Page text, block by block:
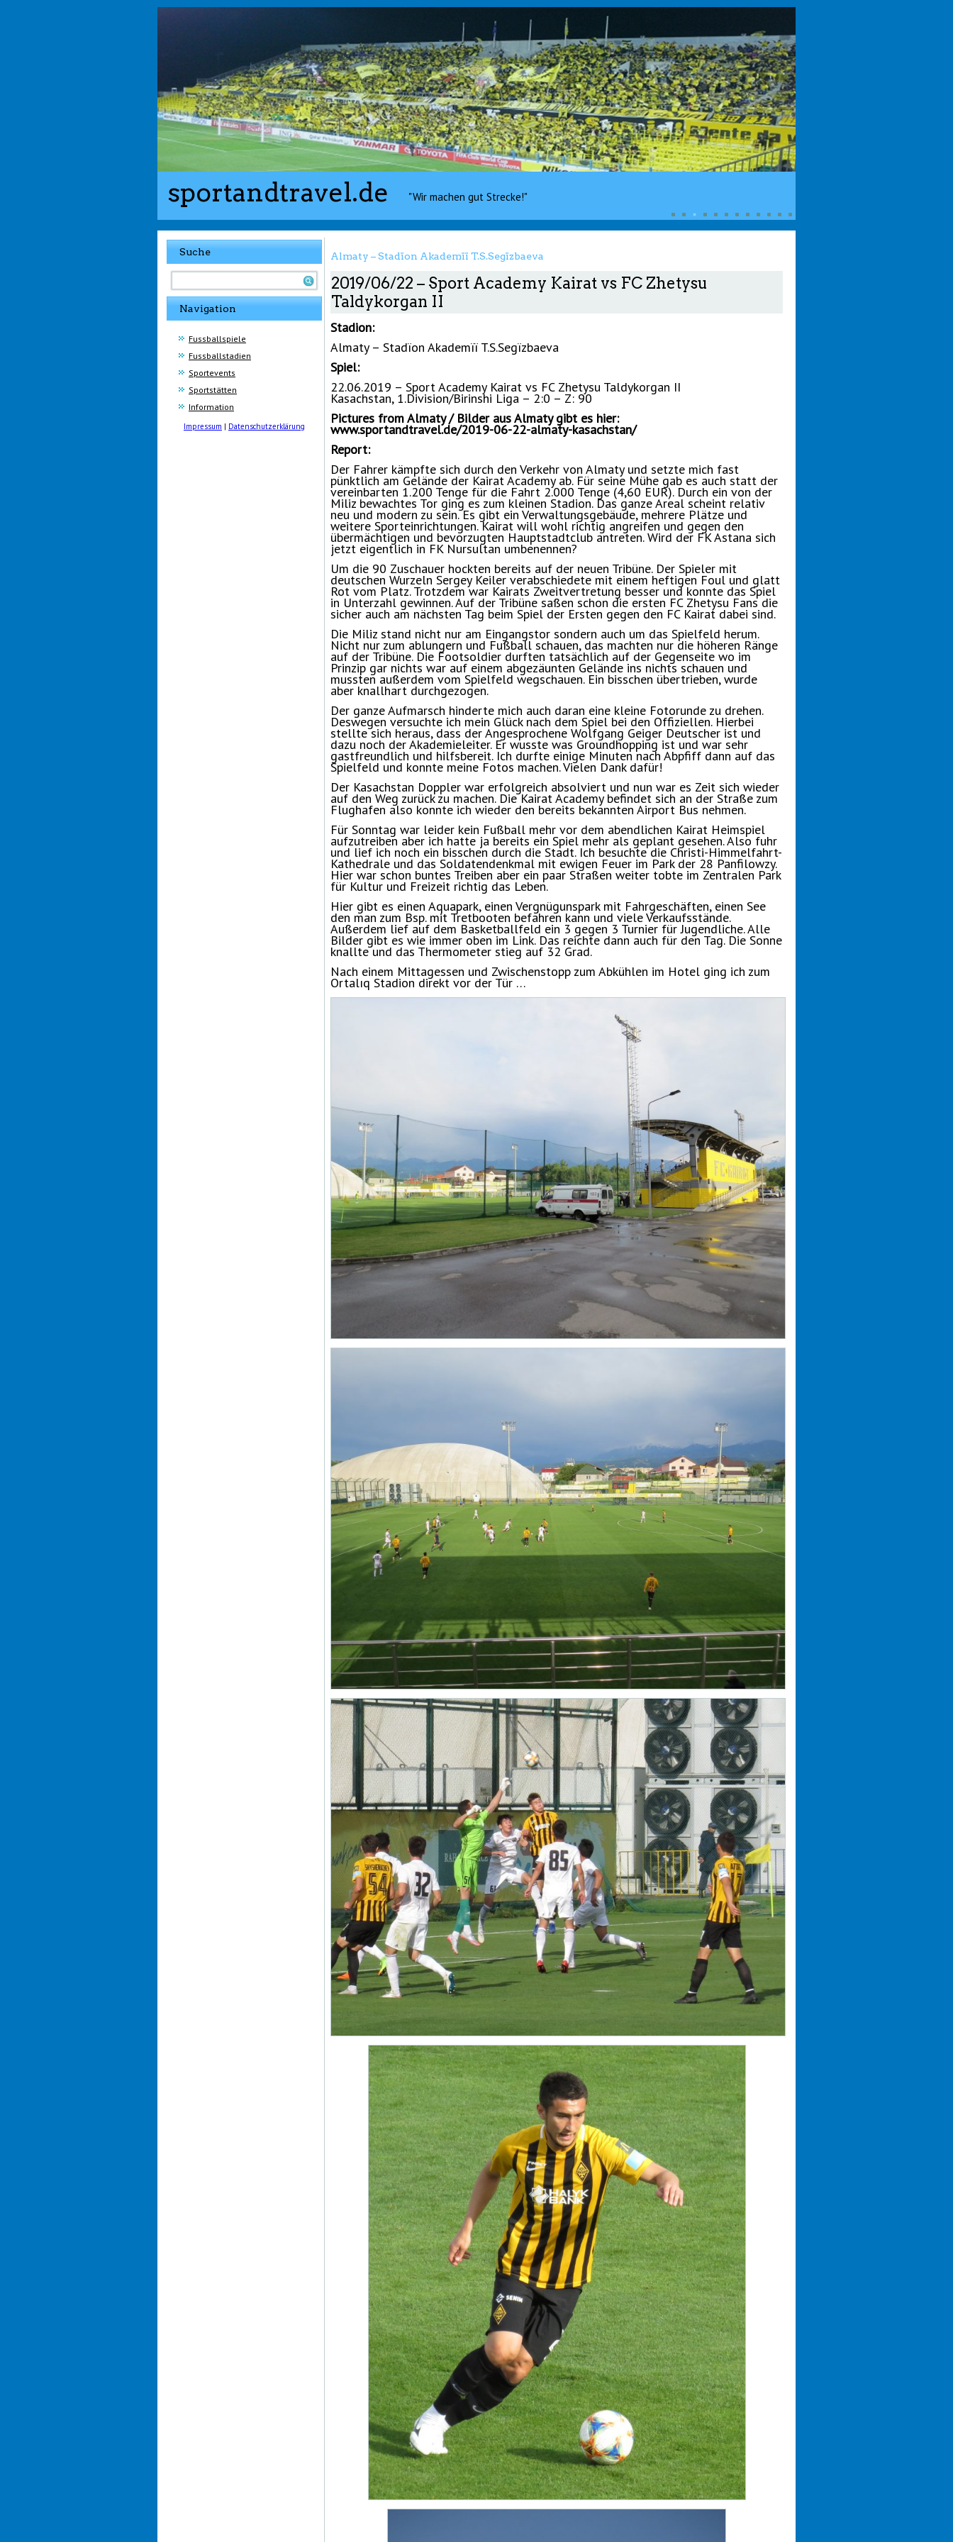
sportandtravel.de "Wir machen gut Strecke!"
Suche
Navigation
Fussballspiele
Fussballstadien
Sportevents
Sportstätten
Information
Impressum | Datenschutzerklärung
Almaty – Stadïon Akademïï T.S.Segïzbaeva
2019/06/22 – Sport Academy Kairat vs FC Zhetysu
Taldykorgan II
Stadion:
Almaty – Stadïon Akademïï T.S.Segïzbaeva
Spiel:
22.06.2019 – Sport Academy Kairat vs FC Zhetysu Taldykorgan II
Kasachstan, 1.Division/Birinshi Liga – 2:0 – Z: 90
Pictures from Almaty / Bilder aus Almaty gibt es hier:
www.sportandtravel.de/2019-06-22-almaty-kasachstan/
Report:
Der Fahrer kämpfte sich durch den Verkehr von Almaty und setzte mich fast
pünktlich am Gelände der Kairat Academy ab. Für seine Mühe gab es auch statt der
vereinbarten 1.200 Tenge für die Fahrt 2.000 Tenge (4,60 EUR). Durch ein von der
Miliz bewachtes Tor ging es zum kleinen Stadion. Das ganze Areal scheint relativ
neu und modern zu sein. Es gibt ein Verwaltungsgebäude, mehrere Plätze und
weitere Sporteinrichtungen. Kairat will wohl richtig angreifen und gegen den
übermächtigen und bevorzugten Hauptstadtclub antreten. Wird der FK Astana sich
jetzt eigentlich in FK Nursultan umbenennen?
Um die 90 Zuschauer hockten bereits auf der neuen Tribüne. Der Spieler mit
deutschen Wurzeln Sergey Keiler verabschiedete mit einem heftigen Foul und glatt
Rot vom Platz. Trotzdem war Kairats Zweitvertretung besser und konnte das Spiel
in Unterzahl gewinnen. Auf der Tribüne saßen schon die ersten FC Zhetysu Fans die
sicher auch am nächsten Tag beim Spiel der Ersten gegen den FC Kairat dabei sind.
Die Miliz stand nicht nur am Eingangstor sondern auch um das Spielfeld herum.
Nicht nur zum ablungern und Fußball schauen, das machten nur die höheren Ränge
auf der Tribüne. Die Footsoldier durften tatsächlich auf der Gegenseite wo im
Prinzip gar nichts war auf einem abgezäunten Gelände ins nichts schauen und
mussten außerdem vom Spielfeld wegschauen. Ein bisschen übertrieben, wurde
aber knallhart durchgezogen.
Der ganze Aufmarsch hinderte mich auch daran eine kleine Fotorunde zu drehen.
Deswegen versuchte ich mein Glück nach dem Spiel bei den Offiziellen. Hierbei
stellte sich heraus, dass der Angesprochene Wolfgang Geiger Deutscher ist und
dazu noch der Akademieleiter. Er wusste was Groundhopping ist und war sehr
gastfreundlich und hilfsbereit. Ich durfte einige Minuten nach Abpfiff dann auf das
Spielfeld und konnte meine Fotos machen. Vielen Dank dafür!
Der Kasachstan Doppler war erfolgreich absolviert und nun war es Zeit sich wieder
auf den Weg zurück zu machen. Die Kairat Academy befindet sich an der Straße zum
Flughafen also konnte ich wieder den bereits bekannten Airport Bus nehmen.
Für Sonntag war leider kein Fußball mehr vor dem abendlichen Kairat Heimspiel
aufzutreiben aber ich hatte ja bereits ein Spiel mehr als geplant gesehen. Also fuhr
und lief ich noch ein bisschen durch die Stadt. Ich besuchte die Christi-Himmelfahrt-
Kathedrale und das Soldatendenkmal mit ewigen Feuer im Park der 28 Panfilowzy.
Hier war schon buntes Treiben aber ein paar Straßen weiter tobte im Zentralen Park
für Kultur und Freizeit richtig das Leben.
Hier gibt es einen Aquapark, einen Vergnügunspark mit Fahrgeschäften, einen See
den man zum Bsp. mit Tretbooten befahren kann und viele Verkaufsstände.
Außerdem lief auf dem Basketballfeld ein 3 gegen 3 Turnier für Jugendliche. Alle
Bilder gibt es wie immer oben im Link. Das reichte dann auch für den Tag. Die Sonne
knallte und das Thermometer stieg auf 32 Grad.
Nach einem Mittagessen und Zwischenstopp zum Abkühlen im Hotel ging ich zum
Ortalıq Stadion direkt vor der Tür …